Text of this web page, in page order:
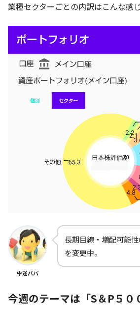
業種セクターごとの内訳はこんな感
中途パパ
長期目線・増配可能
を変更中。
今週のテーマは「S＆P５０